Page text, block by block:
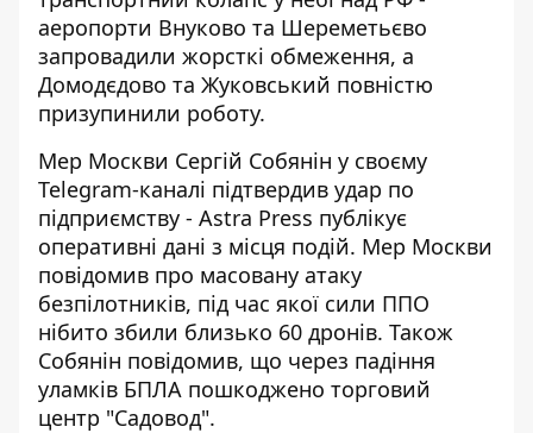
аеропорти Внуково та Шереметьєво
запровадили жорсткі обмеження, а
Домодєдово та Жуковський повністю
призупинили роботу.
Мер Москви Сергій Собянін у своєму
Telegram-каналі підтвердив удар по
підприємству - Astra Press публікує
оперативні дані з місця подій. Мер Москви
повідомив про масовану атаку
безпілотників, під час якої сили ППО
нібито збили близько 60 дронів. Також
Собянін повідомив, що через падіння
уламків БПЛА пошкоджено торговий
центр "Садовод".